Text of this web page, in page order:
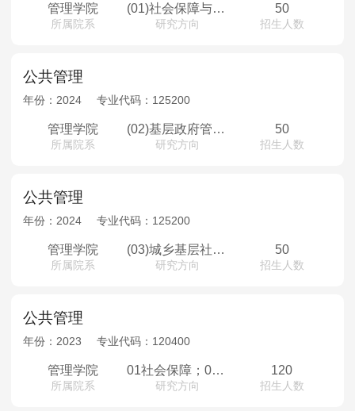
管理学院
所属院系
(01)社会保障与健康管理
研究方向
50
招生人数
公共管理
年份： 2024 专业代码： 125200
管理学院
所属院系
(02)基层政府管理与创新
研究方向
50
招生人数
公共管理
年份： 2024 专业代码： 125200
管理学院
所属院系
(03)城乡基层社会治理
研究方向
50
招生人数
公共管理
年份： 2023 专业代码： 120400
管理学院
所属院系
01社会保障；02行政管理；03教育经济与管理；04现代城市社会治理
研究方向
120
招生人数